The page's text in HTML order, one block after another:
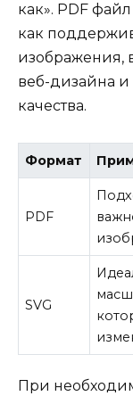
как». PDF
как
изображения,
веб-дизайна
качества.
Формат
PDF
SVG
При